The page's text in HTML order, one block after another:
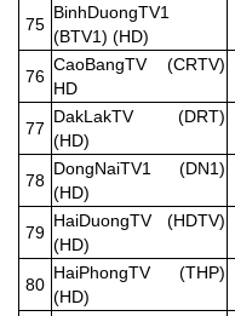
75
BinhDuongTV1
(BTV1) (HD)
76
CaoBangTV (CRTV)
HD
77
DakLakTV (DRT)
(HD)
78
DongNaiTV1 (DN1)
(HD)
79
HaiDuongTV (HDTV)
(HD)
80
HaiPhongTV (THP)
(HD)